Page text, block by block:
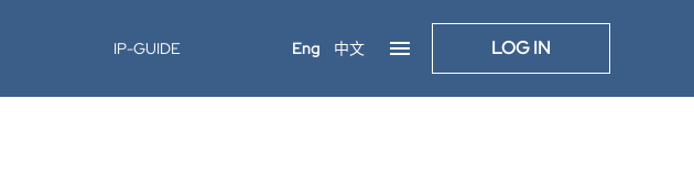
IP-GUIDE Eng 中文 LOG IN